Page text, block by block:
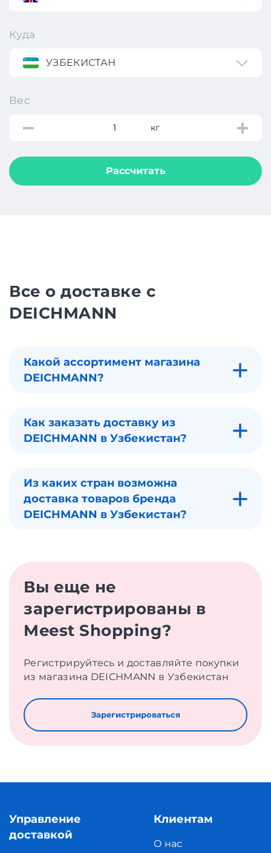
Куда
УЗБЕКИСТАН
Вес
кг
Рассчитать
Все о доставке с
DEICHMANN
Какой ассортимент магазина
DEICHMANN?
Как заказать доставку из
DEICHMANN в Узбекистан?
Из каких стран возможна
доставка товаров бренда
DEICHMANN в Узбекистан?
Вы еще не
зарегистрированы в
Meest Shopping?
Регистрируйтесь и доставляйте покупки
из магазина DEICHMANN в Узбекистан
Зарегистрироваться
Управление
доставкой
Клиентам
О нас